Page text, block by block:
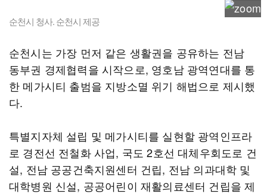
순천시 청사. 순천시 제공
순천시는 가장 먼저 같은 생활권을 공유하는 전남
동부권 경제협력을 시작으로, 영호남 광역연대를 통
한 메가시티 출범을 지방소멸 위기 해법으로 제시했
다.
특별지자체 설립 및 메가시티를 실현할 광역인프라
로 경전선 전철화 사업, 국도 2호선 대체우회도로 건
설, 전남 공공건축지원센터 건립, 전남 의과대학 및
대학병원 신설, 공공어린이 재활의료센터 건립을 제